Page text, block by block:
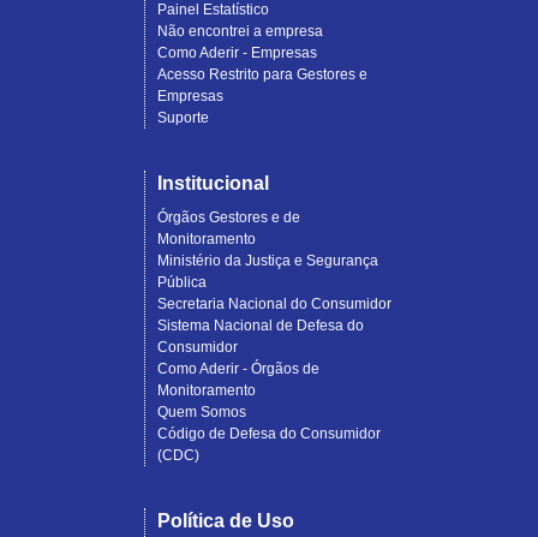
Painel Estatístico
Não encontrei a empresa
Como Aderir - Empresas
Acesso Restrito para Gestores e
Empresas
Suporte
Institucional
Órgãos Gestores e de
Monitoramento
Ministério da Justiça e Segurança
Pública
Secretaria Nacional do Consumidor
Sistema Nacional de Defesa do
Consumidor
Como Aderir - Órgãos de
Monitoramento
Quem Somos
Código de Defesa do Consumidor
(CDC)
Política de Uso